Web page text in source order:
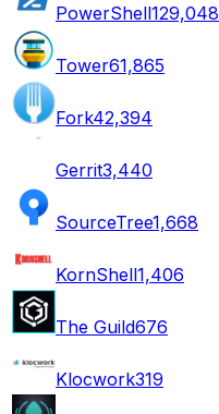
PowerShell129,048
Tower61,865
Fork42,394
Gerrit3,440
SourceTree1,668
KornShell1,406
The Guild676
Klocwork319